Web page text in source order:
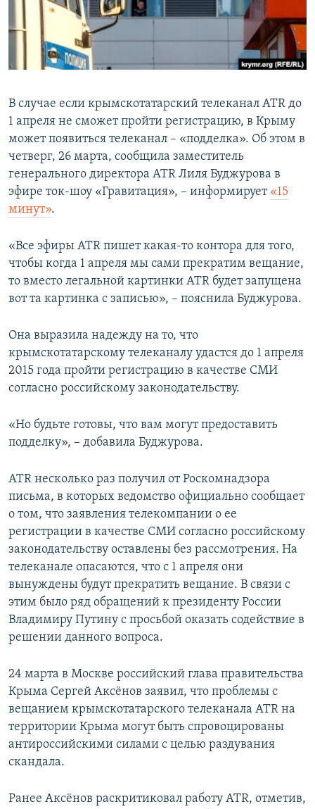
ПОБЕДИТЕЛЕЙ НЕ СУДЯТ?
КРЫМ.НЕПОКОРЕННЫЙ
ELIFBE
ПРИСОЕДИНЯЙТЕСЬ!
Все сайты RFE/RL
В случае если крымскотатарский телеканал ATR до
1 апреля не сможет пройти регистрацию, в Крыму
может появиться телеканал – «подделка». Об этом в
четверг, 26 марта, сообщила заместитель
генерального директора ATR Лиля Буджурова в
эфире ток-шоу «Гравитация», – информирует «15
минут».
«Все эфиры ATR пишет какая-то контора для того,
чтобы когда 1 апреля мы сами прекратим вещание,
то вместо легальной картинки ATR будет запущена
вот та картинка с записью», – пояснила Буджурова.
Она выразила надежду на то, что
крымскотатарскому телеканалу удастся до 1 апреля
2015 года пройти регистрацию в качестве СМИ
согласно российскому законодательству.
«Но будьте готовы, что вам могут предоставить
подделку», – добавила Буджурова.​
ATR несколько раз получил от Роскомнадзора
письма, в которых ведомство официально сообщает
о том, что заявления телекомпании о ее
регистрации в качестве СМИ согласно российскому
законодательству оставлены без рассмотрения. На
телеканале опасаются, что с 1 апреля они
вынуждены будут прекратить вещание. В связи с
этим было ряд обращений к президенту России
Владимиру Путину с просьбой оказать содействие в
решении данного вопроса.
24 марта в Москве российский глава правительства
Крыма Сергей Аксёнов заявил, что проблемы с
вещанием крымскотатарского телеканала АТR на
территории Крыма могут быть спровоцированы
антироссийскими силами с целью раздувания
скандала.
Ранее Аксёнов раскритиковал работу АТR, отметив,